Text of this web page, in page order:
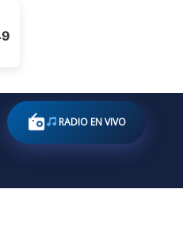
RADIO EN VIVO